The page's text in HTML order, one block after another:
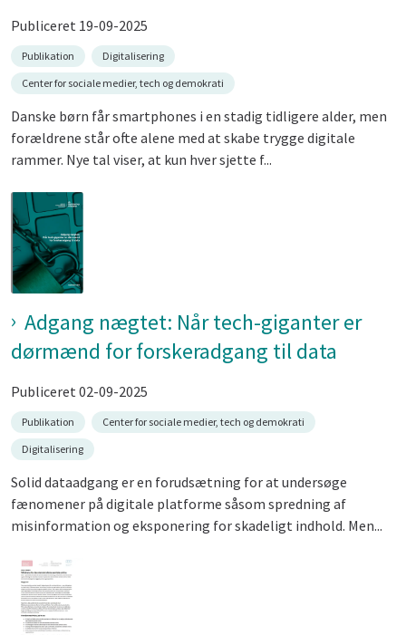
Publiceret 19-09-2025
Publikation
Digitalisering
Center for sociale medier, tech og demokrati
Danske børn får smartphones i en stadig tidligere alder, men
forældrene står ofte alene med at skabe trygge digitale
rammer. Nye tal viser, at kun hver sjette f...
Adgang nægtet: Når tech-giganter er
dørmænd for forskeradgang til data
Publiceret 02-09-2025
Publikation
Center for sociale medier, tech og demokrati
Digitalisering
Solid dataadgang er en forudsætning for at undersøge
fænomener på digitale platforme såsom spredning af
misinformation og eksponering for skadeligt indhold. Men...